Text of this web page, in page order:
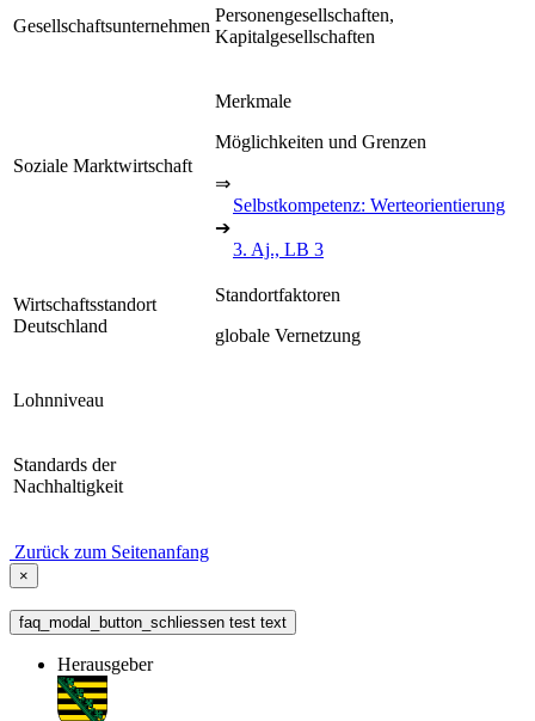
Gesellschaftsunternehmen
Personengesellschaften,
Kapitalgesellschaften
Soziale Marktwirtschaft
Merkmale
Möglichkeiten und Grenzen
⇒
Selbstkompetenz: Werteorientierung
➔
3. Aj., LB 3
Wirtschaftsstandort
Deutschland
Standortfaktoren
globale Vernetzung
Lohnniveau
Standards der
Nachhaltigkeit
Zurück zum Seitenanfang
×
faq_modal_button_schliessen test text
Herausgeber